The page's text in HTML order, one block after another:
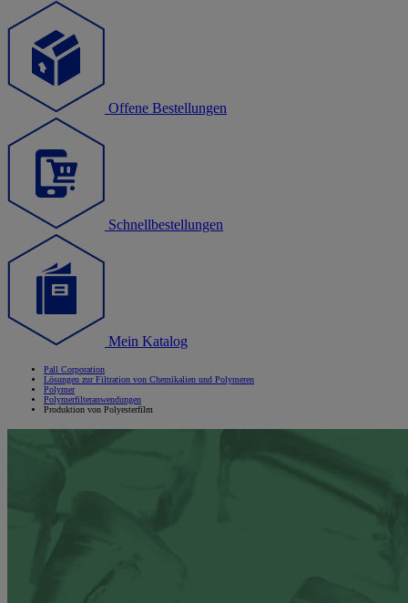
Offene Bestellungen
Schnellbestellungen
Mein Katalog
Pall Corporation
Lösungen zur Filtration von Chemikalien und Polymeren
Polymer
Polymerfilteranwendungen
Produktion von Polyesterfilm